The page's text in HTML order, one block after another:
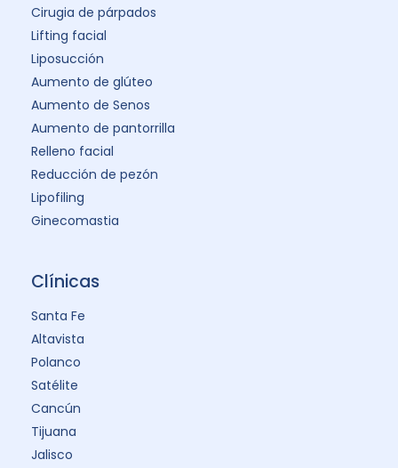
Cirugia de párpados
Lifting facial
Liposucción
Aumento de glúteo
Aumento de Senos
Aumento de pantorrilla
Relleno facial
Reducción de pezón
Lipofiling
Ginecomastia
Clínicas
Santa Fe
Altavista
Polanco
Satélite
Cancún
Tijuana
Jalisco